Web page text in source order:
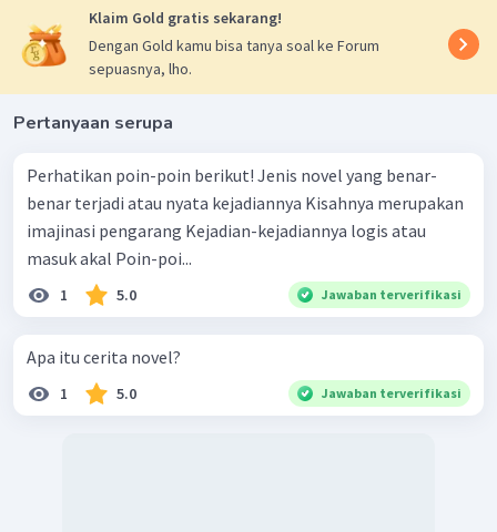
Klaim Gold gratis sekarang!
Dengan Gold kamu bisa tanya soal ke Forum
sepuasnya, lho.
Pertanyaan serupa
Perhatikan poin-poin berikut! Jenis novel yang benar-
benar terjadi atau nyata kejadiannya Kisahnya merupakan
imajinasi pengarang Kejadian-kejadiannya logis atau
masuk akal Poin-poi...
1 5.0 Jawaban terverifikasi
Apa itu cerita novel?
1 5.0 Jawaban terverifikasi